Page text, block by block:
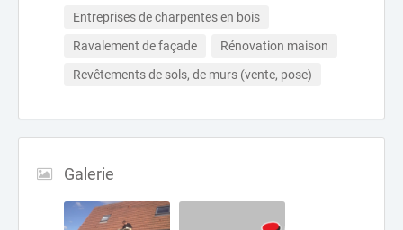
Entreprises de charpentes en bois
Ravalement de façade
Rénovation maison
Revêtements de sols, de murs (vente, pose)
Galerie